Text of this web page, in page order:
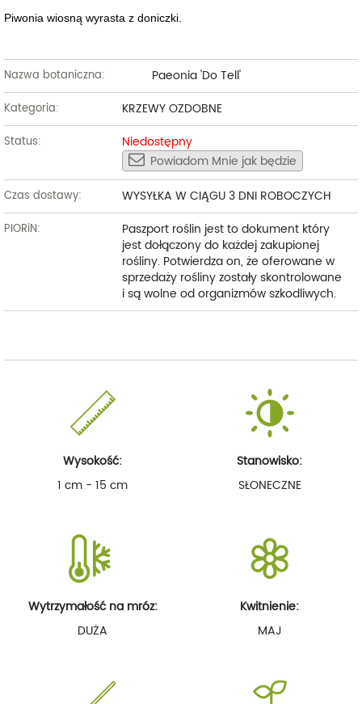
Piwonia wiosną wyrasta z doniczki.
Nazwa botaniczna: Paeonia 'Do Tell'
Kategoria: KRZEWY OZDOBNE
Status:
Niedostępny
Powiadom Mnie jak będzie
Czas dostawy: WYSYŁKA W CIĄGU 3 DNI ROBOCZYCH
PIORiN:
Paszport roślin jest to dokument który
jest dołączony do każdej zakupionej
rośliny. Potwierdza on, że oferowane w
sprzedaży rośliny zostały skontrolowane
i są wolne od organizmów szkodliwych.
Wysokość:
1 cm - 15 cm
Stanowisko:
SŁONECZNE
Wytrzymałość na mróz:
DUŻA
Kwitnienie:
MAJ